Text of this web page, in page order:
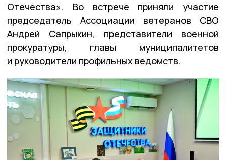
Отечества». Во встрече приняли участие
председатель Ассоциации ветеранов СВО
Андрей Сапрыкин, представители военной
прокуратуры, главы муниципалитетов
и руководители профильных ведомств.